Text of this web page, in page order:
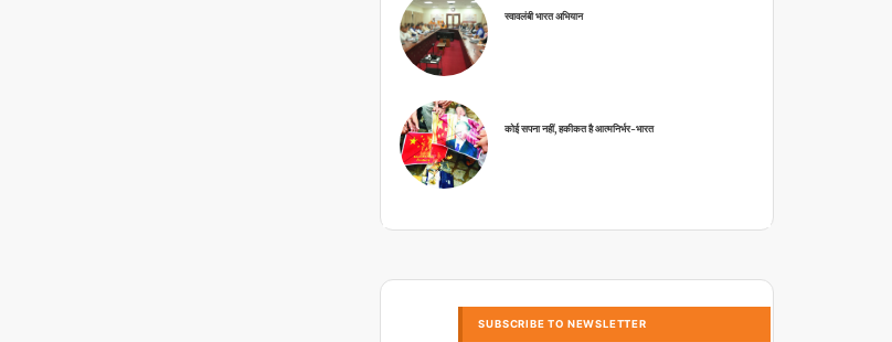
स्वावलंबी भारत अभियान
कोई सपना नहीं, हकीकत है आत्मनिर्भर-भारत
SUBSCRIBE TO NEWSLETTER